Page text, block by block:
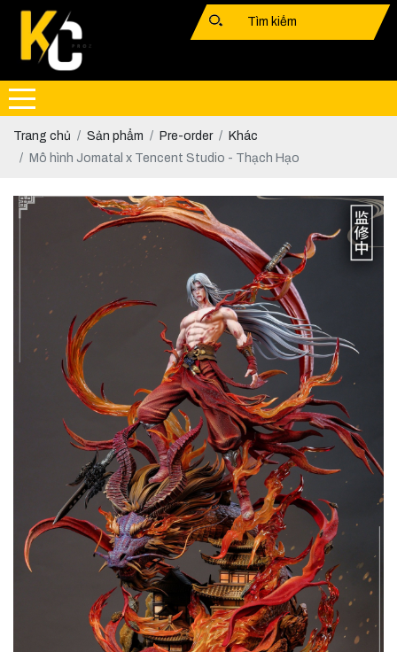
Trang chủ Sản phẩm Pre-order
Khác
Mô hình Jomatal x Tencent Studio - Thạch Hạo